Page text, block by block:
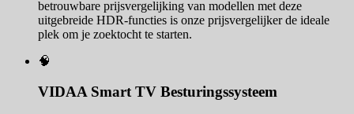
betrouwbare prijsvergelijking van modellen met deze
uitgebreide HDR-functies is onze prijsvergelijker de ideale
plek om je zoektocht te starten.
🧠
VIDAA Smart TV Besturingssysteem